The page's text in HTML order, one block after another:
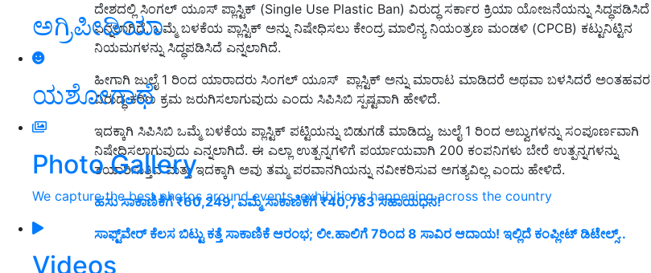
ಅಗ್ರಿಪೀಡಿಯಾ
ಯಶೋಗಾಥೆ
Photo Gallery
We capture the best photos around events, exhibitions happening across the country
Videos
ದೇಶದಲ್ಲಿ ಸಿಂಗಲ್ ಯೂಸ್ ಪ್ಲಾಸ್ಟಿಕ್ (Single Use Plastic Ban) ವಿರುದ್ಧ ಸರ್ಕಾರ ಕ್ರಿಯಾ ಯೋಜನೆಯನ್ನು ಸಿದ್ಧಪಡಿಸಿದೆ
ಎನ್ನಲಾಗಿದೆ. ಒಮ್ಮೆ ಬಳಕೆಯ ಪ್ಲಾಸ್ಟಿಕ್ ಅನ್ನು ನಿಷೇಧಿಸಲು ಕೇಂದ್ರ ಮಾಲಿನ್ಯ ನಿಯಂತ್ರಣ ಮಂಡಳಿ (CPCB) ಕಟ್ಟುನಿಟ್ಟಿನ
ನಿಯಮಗಳನ್ನು ಸಿದ್ಧಪಡಿಸಿದೆ ಎನ್ನಲಾಗಿದೆ.
ಹೀಗಾಗಿ ಜುಲೈ 1 ರಿಂದ ಯಾರಾದರು ಸಿಂಗಲ್ ಯೂಸ್ ಪ್ಲಾಸ್ಟಿಕ್ ಅನ್ನು ಮಾರಾಟ ಮಾಡಿದರೆ ಅಥವಾ ಬಳಸಿದರೆ ಅಂತಹವರ
ವಿರುದ್ಧ ಕಠಿಣ ಕ್ರಮ ಜರುಗಿಸಲಾಗುವುದು ಎಂದು ಸಿಪಿಸಿಬಿ ಸ್ಪಷ್ಟವಾಗಿ ಹೇಳಿದೆ.
ಇದಕ್ಕಾಗಿ ಸಿಪಿಸಿಬಿ ಒಮ್ಮೆ ಬಳಕೆಯ ಪ್ಲಾಸ್ಟಿಕ್ ಪಟ್ಟಿಯನ್ನು ಬಿಡುಗಡೆ ಮಾಡಿದ್ದು, ಜುಲೈ 1 ರಿಂದ ಅಬ್ವುಗಳನ್ನು ಸಂಪೂರ್ಣವಾಗಿ
ನಿಷೇಧಿಸಲಾಗುವುದು ಎನ್ನಲಾಗಿದೆ. ಈ ಎಲ್ಲಾ ಉತ್ಪನ್ನಗಳಿಗೆ ಪರ್ಯಾಯವಾಗಿ 200 ಕಂಪನಿಗಳು ಬೇರೆ ಉತ್ಪನ್ನಗಳನ್ನು
ತಯಾರಿಸುತ್ತಿವೆ ಮತ್ತು ಇದಕ್ಕಾಗಿ ಅವು ತಮ್ಮ ಪರವಾನಗಿಯನ್ನು ನವೀಕರಿಸುವ ಅಗತ್ಯವಿಲ್ಲ ಎಂದು ಹೇಳಿದೆ.
ಹಸು ಸಾಕಾಣಿಕೆಗೆ ₹60,249, ಎಮ್ಮೆ ಸಾಕಾಣಿಕೆಗೆ ₹40,783 ಸಹಾಯಧನ!
ಸಾಫ್ಟ್‌ವೇರ್ ಕೆಲಸ ಬಿಟ್ಟು ಕತ್ತೆ ಸಾಕಾಣಿಕೆ ಆರಂಭ; ಲೀ.ಹಾಲಿಗೆ 7ರಿಂದ 8 ಸಾವಿರ ಆದಾಯ! ಇಲ್ಲಿದೆ ಕಂಪ್ಲೀಟ್ ಡಿಟೇಲ್ಸ್‌..